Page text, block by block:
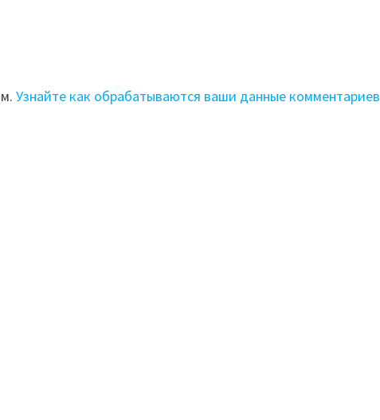
Узнайте как обрабатываются ваши данные комментариев